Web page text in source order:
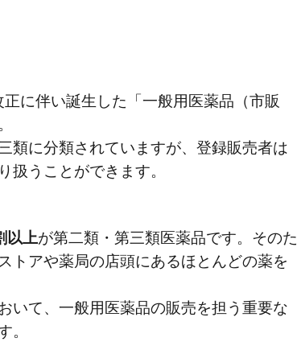
に伴い誕生した「一般用医薬品（市販
類に分類されていますが、登録販売者は
扱うことができます。
以上が第二類・第三類医薬品です。そのた
トアや薬局の店頭にあるほとんどの薬を
いて、一般用医薬品の販売を担う重要な
。